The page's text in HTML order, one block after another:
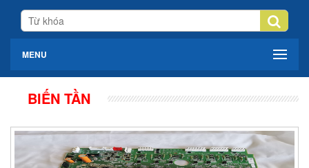
MENU
BIẾN TẦN